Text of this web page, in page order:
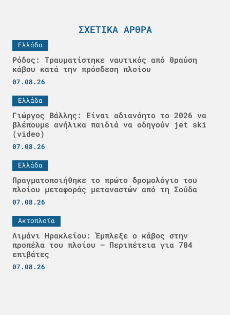
ΣΧΕΤΙΚΆ ΆΡΘΡΑ
Ελλάδα
Ρόδος: Τραυματίστηκε ναυτικός από θραύση
κάβου κατά την πρόσδεση πλοίου
07.08.26
Ελλάδα
Γιώργος Βάλλης: Είναι αδιανόητο το 2026 να
βλέπουμε ανήλικα παιδιά να οδηγούν jet ski
(video)
07.08.26
Ελλάδα
Πραγματοποιήθηκε το πρώτο δρομολόγιο του
πλοίου μεταφοράς μεταναστών από τη Σούδα
07.08.26
Ακτοπλοϊα
Λιμάνι Ηρακλείου: Έμπλεξε ο κάβος στην
προπέλα του πλοίου – Περιπέτεια για 704
επιβάτες
07.08.26